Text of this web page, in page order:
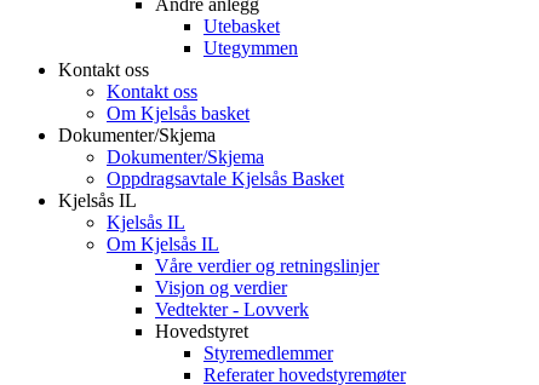
Andre anlegg
Utebasket
Utegymmen
Kontakt oss
Kontakt oss
Om Kjelsås basket
Dokumenter/Skjema
Dokumenter/Skjema
Oppdragsavtale Kjelsås Basket
Kjelsås IL
Kjelsås IL
Om Kjelsås IL
Våre verdier og retningslinjer
Visjon og verdier
Vedtekter - Lovverk
Hovedstyret
Styremedlemmer
Referater hovedstyremøter